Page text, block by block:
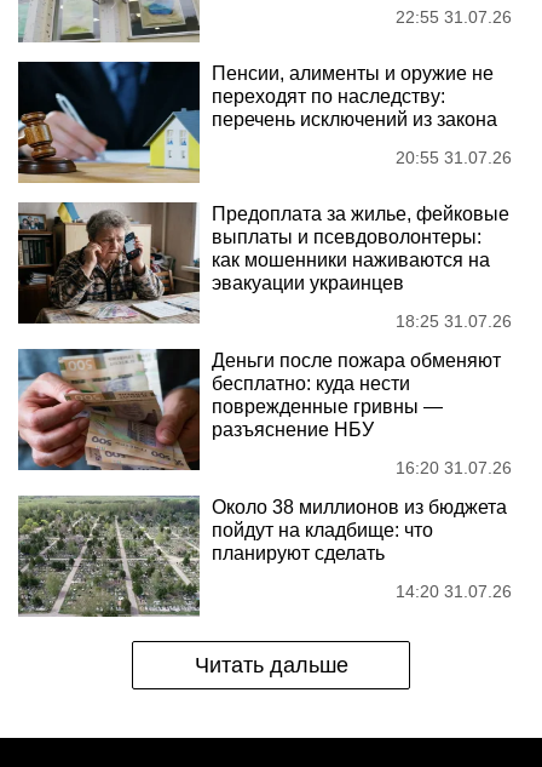
22:55 31.07.26
Пенсии, алименты и оружие не
переходят по наследству:
перечень исключений из закона
20:55 31.07.26
Предоплата за жилье, фейковые
выплаты и псевдоволонтеры:
как мошенники наживаются на
эвакуации украинцев
18:25 31.07.26
Деньги после пожара обменяют
бесплатно: куда нести
поврежденные гривны —
разъяснение НБУ
16:20 31.07.26
Около 38 миллионов из бюджета
пойдут на кладбище: что
планируют сделать
14:20 31.07.26
Читать дальше